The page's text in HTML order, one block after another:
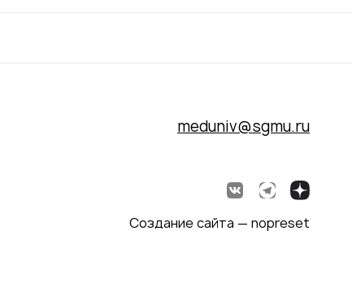
meduniv@sgmu.ru
Создание сайта — nopreset